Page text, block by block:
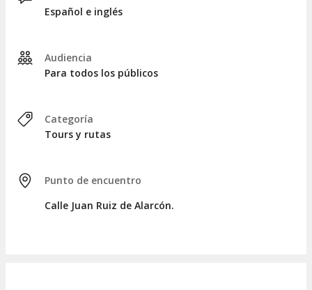
Español e inglés
Audiencia
Para todos los públicos
Categoría
Tours y rutas
Punto de encuentro
Calle Juan Ruiz de Alarcón.